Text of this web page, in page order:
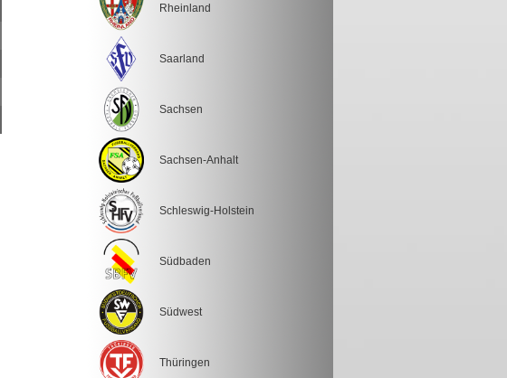
Rheinland
Saarland
Sachsen
Sachsen-Anhalt
Schleswig-Holstein
Südbaden
Südwest
Thüringen